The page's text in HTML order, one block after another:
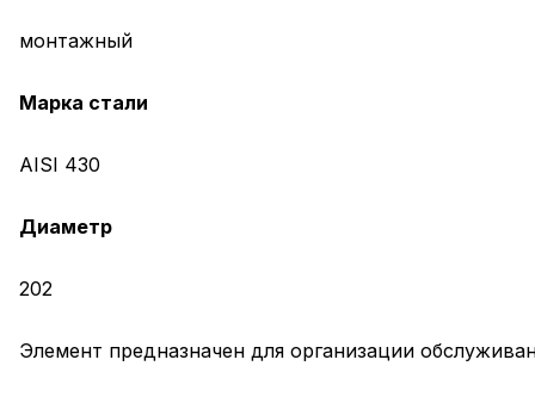
монтажный
Марка стали
AISI 430
Диаметр
202
Элемент предназначен для организации